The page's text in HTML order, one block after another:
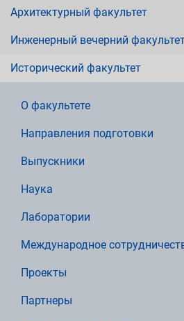
Архитектурный факультет
Инженерный вечерний
Исторический факультет
О факультете
Направления подготовки
Выпускники
Наука
Лаборатории
Международное
Проекты
Партнеры